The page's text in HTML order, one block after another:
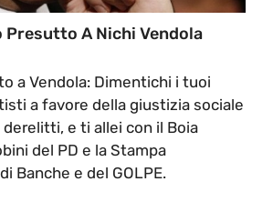
Presutto A Nichi Vendola
a Vendola: Dimentichi i tuoi
a favore della giustizia sociale
e ti allei con il Boia
del PD e la Stampa
Banche e del GOLPE.